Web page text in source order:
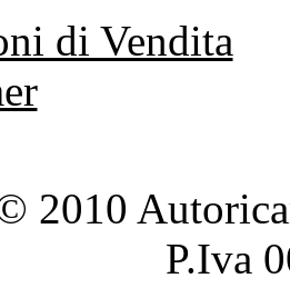
di Vendita
2010
P.Iva